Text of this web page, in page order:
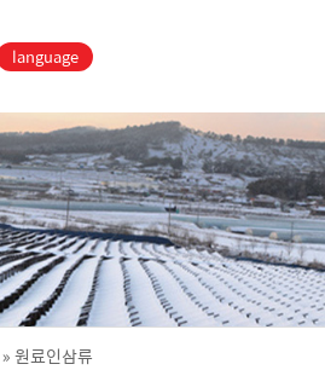
language
»원료인삼류